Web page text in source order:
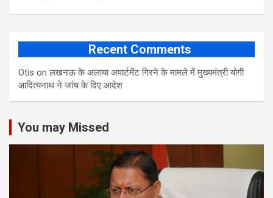
Recent Comments
Otis onलखनऊ के अलाया अपार्टमेंट गिरने के मामले में मुख्‍यमंत्री योगी
आद‍ित्‍यनाथ ने जांच के द‍िए आदेश
You may Missed